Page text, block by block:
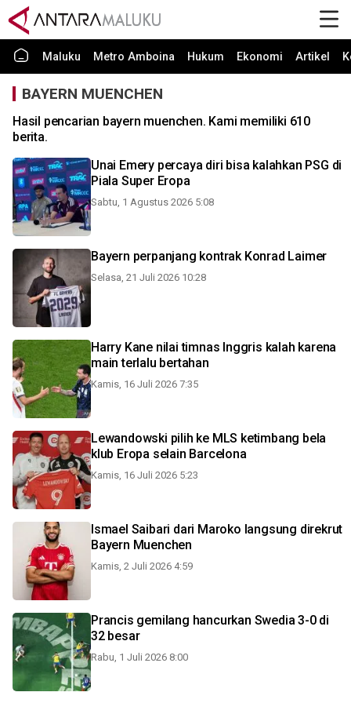
Maluku Metro Amboina Hukum Ekonomi Artikel
BAYERN MUENCHEN
Hasil pencarian bayern muenchen. Kami memiliki 610
berita.
Unai Emery percaya diri bisa kalahkan PSG di
Piala Super Eropa
Sabtu, 1 Agustus 2026 5:08
Bayern perpanjang kontrak Konrad Laimer
Selasa, 21 Juli 2026 10:28
Harry Kane nilai timnas Inggris kalah karena
main terlalu bertahan
Kamis, 16 Juli 2026 7:35
Lewandowski pilih ke MLS ketimbang bela
klub Eropa selain Barcelona
Kamis, 16 Juli 2026 5:23
Ismael Saibari dari Maroko langsung direkrut
Bayern Muenchen
Kamis, 2 Juli 2026 4:59
Prancis gemilang hancurkan Swedia 3-0 di
32 besar
Rabu, 1 Juli 2026 8:00